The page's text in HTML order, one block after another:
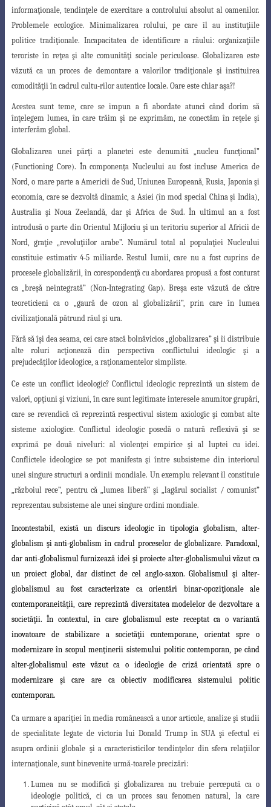
informaţionale, tendinţele de exercitare a controlului absolut al oamenilor.
Problemele ecologice. Minimalizarea rolului, pe care îl au instituţiile
politice tradiţionale. Incapacitatea de identificare a răului: organizaţiile
teroriste în reţea şi alte comunităţi sociale periculoase. Globalizarea este
văzută ca un proces de demontare a valorilor tradiţionale şi instituirea
comodităţii în cadrul cultu-rilor autentice locale. Oare este chiar aşa?!
Acestea sunt teme, care se impun a fi abordate atunci când dorim să
înţelegem lumea, în care trăim şi ne exprimăm, ne conectăm în reţele şi
interferăm global.
Globalizarea unei părţi a planetei este denumită „nucleu funcţional”
(FunctioningCore). În componenţa Nucleului au fost incluse America de
Nord, o mare parte a Americii de Sud, Uniunea Europeană, Rusia, Japonia şi
economia, care se dezvoltă dinamic, a Asiei (în mod special China şi India),
Australia şi Noua Zeelandă, dar şi Africa de Sud. În ultimul an a fost
introdusă o parte din Orientul Mijlociu şi un teritoriu superior al Africii de
Nord, graţie „revoluţiilor arabe”. Numărul total al populaţiei Nucleului
constituie estimativ 4-5 miliarde. Restul lumii, care nu a fost cuprins de
procesele globalizării, în corespondenţă cu abordarea propusă a fost conturat
ca „breşă neintegrată” (Non-Integrating Gap). Breşa este văzută de către
teoreticieni ca o „gaură de ozon al globalizării”, prin care în lumea
civilizaţională pătrund răul şi ura.
Fără să îşi dea seama, cei care atacă bolnăvicios „globalizarea” şi îi distribuie
alte roluri acţionează din perspectiva conflictului ideologic şi a
prejudecăţilor ideologice, a raţionamentelor simpliste.
Ce este un conflict ideologic? Conflictul ideologic reprezintă un sistem de
valori, opţiuni şi viziuni, în care sunt legitimate interesele anumitor grupări,
care se revendică că reprezintă respectivul sistem axiologic şi combat alte
sisteme axiologice. Conflictul ideologic posedă o natură reflexivă şi se
exprimă pe două niveluri: al violenţei empirice şi al luptei cu idei.
Conflictele ideologice se pot manifesta şi între subsisteme din interiorul
unei singure structuri a ordinii mondiale. Un exemplu relevant îl constituie
„războiul rece”, pentru că „lumea liberă” şi „lagărul socialist / comunist”
reprezentau subsisteme ale unei singure ordini mondiale.
Incontestabil, există un discurs ideologic în tipologia globalism, alter-
globalism şi anti-globalism în cadrul proceselor de globalizare. Paradoxal,
dar anti-globalismul furnizează idei şi proiecte alter-globalismului văzut ca
un proiect global, dar distinct de cel anglo-saxon. Globalismul şi alter-
globalismul au fost caracterizate ca orientări binar-opoziţionale ale
contemporaneităţii, care reprezintă diversitatea modelelor de dezvoltare a
societăţii. În contextul, în care globalismul este receptat ca o variantă
inovatoare de stabilizare a societăţii contemporane, orientat spre o
modernizare în scopul menţinerii sistemului politic contemporan, pe când
alter-globalismul este văzut ca o ideologie de criză orientată spre o
modernizare şi care are ca obiectiv modificarea sistemului politic
contemporan.
Ca urmare a apariţiei în media românească a unor articole, analize şi studii
de specialitate legate de victoria lui Donald Trump în SUA şi efectul ei
asupra ordinii globale şi a caracteristicilor tendinţelor din sfera relaţiilor
internaţionale, sunt binevenite urmă-toarele precizări:
Lumea nu se modifică şi globalizarea nu trebuie percepută ca o
ideologie politică, ci ca un proces sau fenomen natural, la care